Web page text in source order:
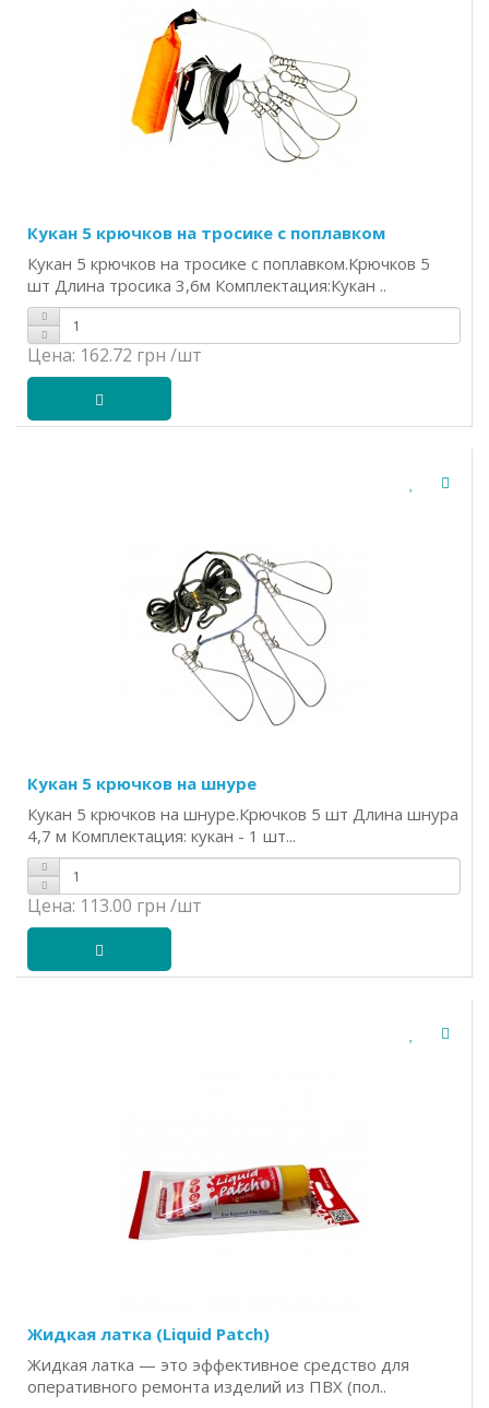
Кукан 5 крючков на тросике с поплавком
Кукан 5 крючков на тросике с поплавком.Крючков 5
шт Длина тросика 3,6м Комплектация:Кукан ..
Цена: 162.72 грн /шт
Кукан 5 крючков на шнуре
Кукан 5 крючков на шнуре.Крючков 5 шт Длина шнура
4,7 м Комплектация: кукан - 1 шт...
Цена: 113.00 грн /шт
Жидкая латка (Liquid Patch)
Жидкая латка — это эффективное средство для
оперативного ремонта изделий из ПВХ (пол..